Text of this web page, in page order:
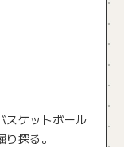
スケットボール
探る。